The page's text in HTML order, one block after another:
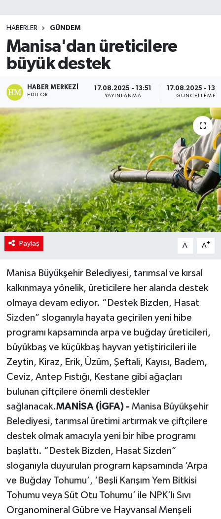
HABERLER GÜNDEM
Manisa'dan üreticilere
büyük destek
HABER MERKEZI
EDITÖR
17.08.2025 - 13:51
YAYINLANMA
17.08.2025 -
GÜNCELLEME
Paylaş A- A+
Manisa Büyükşehir Belediyesi, tarımsal ve kırsal
kalkınmaya yönelik, üreticilere her alanda destek
olmaya devam ediyor. “Destek Bizden, Hasat
Sizden” sloganıyla hayata geçirilen yeni hibe
programı kapsamında arpa ve buğday üreticileri,
büyükbaş ve küçükbaş hayvan yetiştiricileri ile
Zeytin, Kiraz, Erik, Üzüm, Şeftali, Kayısı, Badem,
Ceviz, Antep Fıstığı, Kestane gibi ağaçları
bulunan çiftçilere önemli destekler
sağlanacak.MANİSA (İGFA) - Manisa Büyükşehir
Belediyesi, tarımsal üretimi artırmak ve çiftçilere
destek olmak amacıyla yeni bir hibe programı
başlattı. “Destek Bizden, Hasat Sizden”
sloganıyla duyurulan program kapsamında ‘Arpa
ve Buğday Tohumu’, ‘Beşli Karışım Yem Bitkisi
Tohumu veya Süt Otu Tohumu’ ile NPK’lı Sıvı
Organomineral Gübre ve Hayvansal Menşeli
Teknoloji
TRABZON
TRABZONSPOR
Yaşam